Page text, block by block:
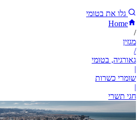
גלו את בטומי
Home
/
מגזין
/
גאורגיה, בטומי
|
שומרי כשרות
|
חגי תשרי